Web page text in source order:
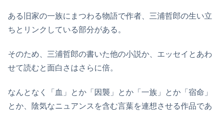
ある旧家の一族にまつわる物語で作者、三浦哲郎の生い立
ちとリンクしている部分がある。
そのため、三浦哲郎の書いた他の小説か、エッセイとあわ
せて読むと面白さはさらに倍。
なんとなく「血」とか「因襲」とか「一族」とか「宿命」
とか、陰気なニュアンスを含む言葉を連想させる作品であ